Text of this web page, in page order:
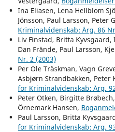
Ina Eliasen, Lena Hellblom
Jönsson, Paul Larsson, Peter
Kriminalvidenskab: Årg. 86
Liv Finstad, Britta
Dan Frände, Paul Larsson,
Nr. 2 (2003)
Per Ole Träskman, Vagn
Asbjørn Strandbakken, Peter
for Kriminalvidenskab: Årg.
Peter Otken, Birgitte
Örnemark Hansen,
Paul Larsson, Britta
for Kriminalvidenskab: Årg.